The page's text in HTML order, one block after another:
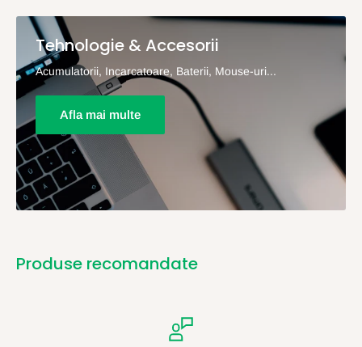
Tehnologie & Accesorii
Acumulatorii, Incarcatoare, Baterii, Mouse-uri...
Afla mai multe
Produse recomandate